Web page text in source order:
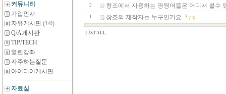
커뮤니티
가입인사
자유게시판 (1/0)
Q/A게시판
TIP/TECH
열린강좌
자주하는질문
아이디어게시판
자료실
2 창조에서 사용하는 명령어들은 어디서 볼수
1 창조의 제작자는 누구인가요..? [10]
LIST ALL